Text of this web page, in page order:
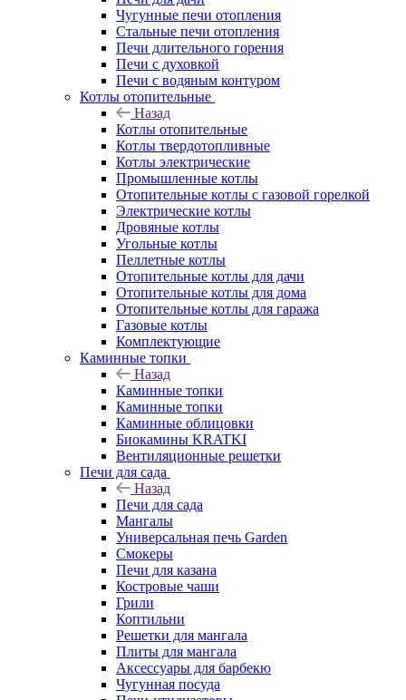
Чугунные печи отопления
Стальные печи отопления
Печи длительного горения
Печи с духовкой
Печи с водяным контуром
Котлы отопительные
Назад
Котлы отопительные
Котлы твердотопливные
Котлы электрические
Промышленные котлы
Отопительные котлы с газовой горелкой
Электрические котлы
Дровяные котлы
Угольные котлы
Пеллетные котлы
Отопительные котлы для дачи
Отопительные котлы для дома
Отопительные котлы для гаража
Газовые котлы
Комплектующие
Каминные топки
Назад
Каминные топки
Каминные топки
Каминные облицовки
Биокамины KRATKI
Вентиляционные решетки
Печи для сада
Назад
Печи для сада
Мангалы
Универсальная печь Garden
Смокеры
Печи для казана
Костровые чаши
Грили
Коптильни
Решетки для мангала
Плиты для мангала
Аксессуары для барбекю
Чугунная посуда